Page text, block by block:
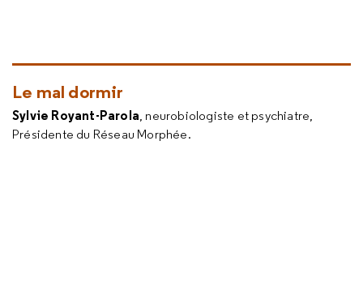
Le mal dormir
Sylvie Royant-Parola, neurobiologiste et psychiatre,
Présidente du Réseau Morphée.